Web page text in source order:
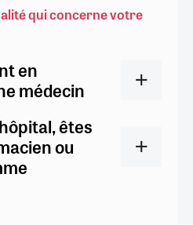
qui concerne votre
en
médecin
êtes
ou